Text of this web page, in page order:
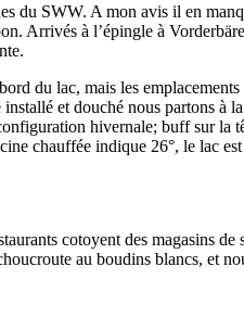
du SWW. A mon avis il en
Arrivés à l’épingle à
du lac, mais les
et douché nous partons
hivernale; buff sur
chauffée indique 26°, le lac
cotoyent des magasins
au boudins blancs, et